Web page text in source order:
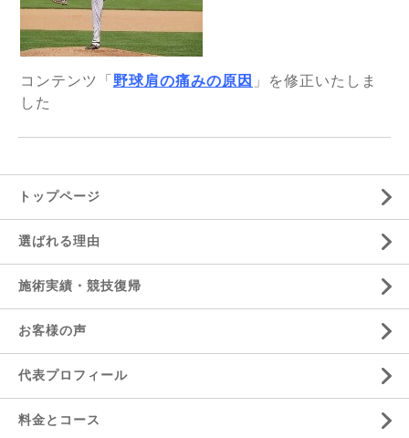
コンテンツ「 野球肩の痛みの原因 」を修正いたしま
した
トップページ
選ばれる理由
施術実績・競技復帰
お客様の声
代表プロフィール
料金とコース